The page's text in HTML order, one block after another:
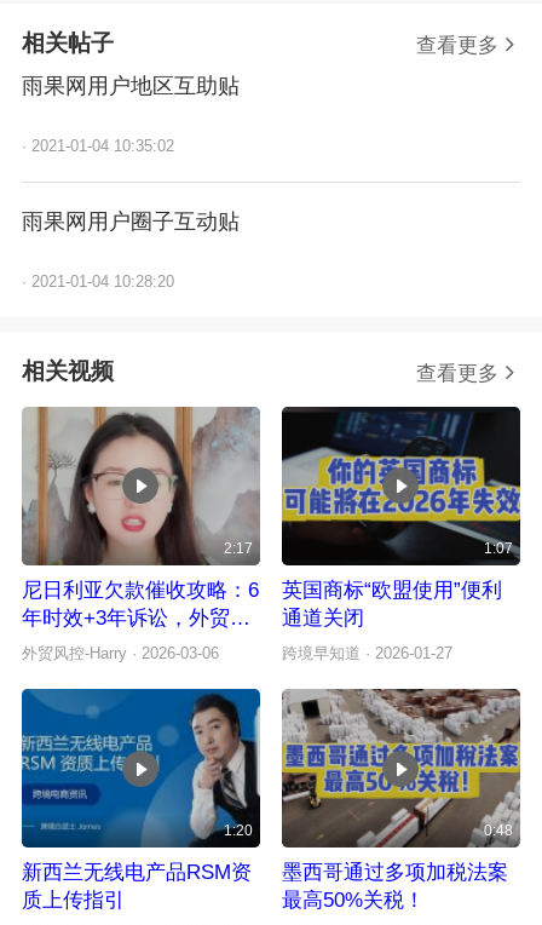
相关帖子 查看更多
雨果网用户地区互助贴
· 2021-01-04 10:35:02
雨果网用户圈子互动贴
· 2021-01-04 10:28:20
相关视频 查看更多
2:17
尼日利亚欠款催收攻略：6
年时效+3年诉讼，外贸人
如何破局？
外贸风控-Harry · 2026-03-06
1:07
英国商标“欧盟使用”便利
通道关闭
跨境早知道 · 2026-01-27
1:20
新西兰无线电产品RSM资
质上传指引
0:48
墨西哥通过多项加税法案
最高50%关税！